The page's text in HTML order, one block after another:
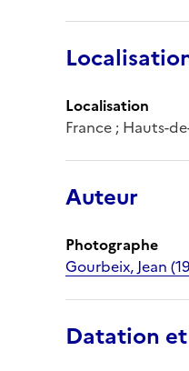
Localisation
France ; Hauts-
Auteur
Photographe
Gourbeix, Jean
Datation et